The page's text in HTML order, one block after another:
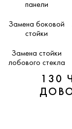
панели
Замена боковой
стойки
Замена стойки
лобового стекла
130